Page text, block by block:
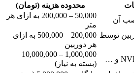
محدوده هزینه (تومان)
آن
50,000 – 200,000 به ازای هر
متر
توسط
200,000 – 500,000 به ازای
هر دوربین
1,000,000 – 10,000,000
(بسته به نیاز)